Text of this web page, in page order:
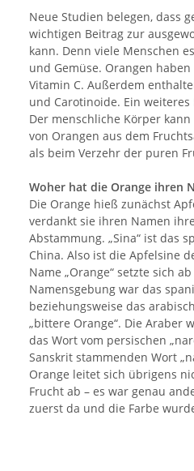
Neue Studien belegen, dass
wichtigen Beitrag zur
kann. Denn viele Menschen
und Gemüse. Orangen
Vitamin C. Außerdem
und Carotinoide. Ein weiteres
Der menschliche Körper
von Orangen aus dem
als beim Verzehr der puren
Woher hat die Orange ihren
Die Orange hieß zunächst
verdankt sie ihren Namen
Abstammung. „Sina“ ist das
China. Also ist die Apfelsine
Name „Orange“ setzte sich
Namensgebung war das
beziehungsweise das
„bittere Orange“. Die Araber
das Wort vom persischen
Sanskrit stammenden Wort
Orange leitet sich übrigens
Frucht ab – es war genau
zuerst da und die Farbe